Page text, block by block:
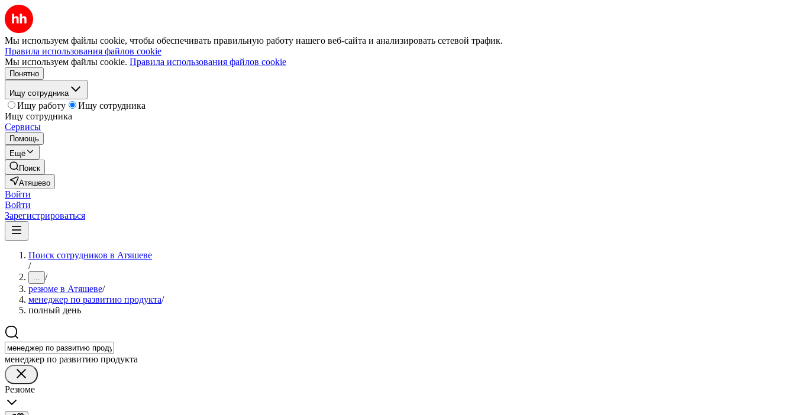
Мы используем файлы cookie, чтобы обеспечивать правильную работу нашего веб-сайта и анализировать сетевой трафик.
Правила использования файлов cookie
Мы используем файлы cookie. Правила использования файлов cookie
Понятно
Ищу сотрудника
Ищу работу
Ищу сотрудника
Ищу сотрудника
Сервисы
Помощь
Ещё
Поиск
Атяшево
Войти
Войти
Зарегистрироваться
Поиск сотрудников в Атяшеве
/
... /
резюме в Атяшеве/
менеджер по развитию продукта/
полный день
менеджер по развитию продукта
Резюме